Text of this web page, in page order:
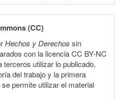
(CC)
Hechos y Derechos sin
con la licencia CC BY-NC
terceros utilizar lo publicado,
del trabajo y la primera
permite utilizar el material